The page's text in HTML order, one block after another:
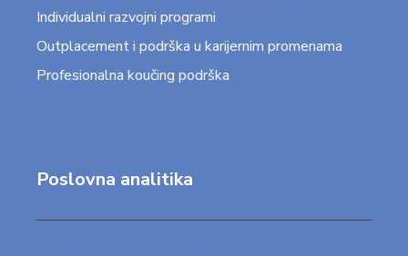
Individualni razvojni programi
Outplacement i podrška u karijernim promenama
Profesionalna koučing podrška
Poslovna analitika